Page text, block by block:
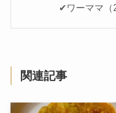
✔ワーママ（
関連記事